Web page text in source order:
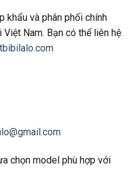
khẩu và phân phối chính
Nam. Bạn có thể liên hệ
chọn model phù hợp với